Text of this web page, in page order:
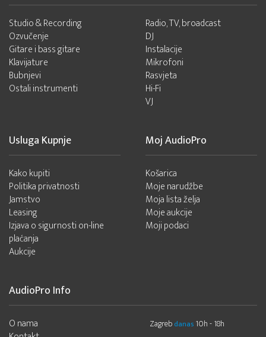
Studio & Recording
Ozvučenje
Gitare i bass gitare
Klavijature
Bubnjevi
Ostali instrumenti
Radio, TV, broadcast
DJ
Instalacije
Mikrofoni
Rasvjeta
Hi-Fi
VJ
Usluga Kupnje
Kako kupiti
Politika privatnosti
Jamstvo
Leasing
Izjava o sigurnosti on-line
plaćanja
Aukcije
Moj AudioPro
Košarica
Moje narudžbe
Moja lista želja
Moje aukcije
Moji podaci
AudioPro Info
O nama
Zagreb danas 10h - 18h